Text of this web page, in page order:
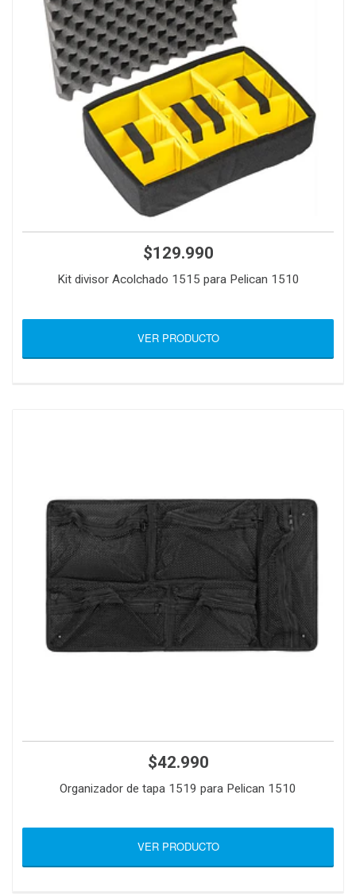
$129.990
Kit divisor Acolchado 1515 para Pelican 1510
VER PRODUCTO
$42.990
Organizador de tapa 1519 para Pelican 1510
VER PRODUCTO